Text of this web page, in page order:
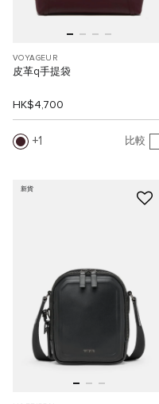
VOYAGEUR
皮革q手提袋
HK$4,700
1 比較
新貨